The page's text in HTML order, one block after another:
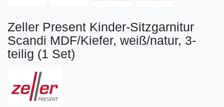
Zeller Present Kinder-Sitzgarnitur
Scandi MDF/Kiefer, weiß/natur, 3-
teilig (1 Set)